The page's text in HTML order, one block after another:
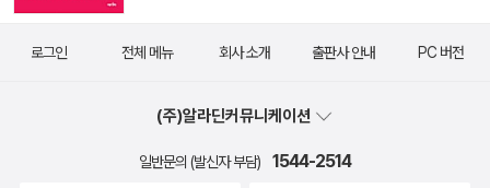
로그인 전체 메뉴 회사 소개 출판사 안내 PC 버전
(주)알라딘커뮤니케이션
일반문의 (발신자 부담) 1544-2514